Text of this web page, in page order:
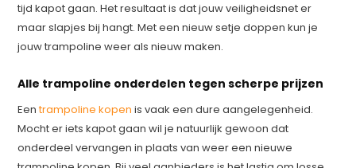
tijd kapot gaan. Het resultaat is dat jouw veiligheidsnet er
maar slapjes bij hangt. Met een nieuw setje doppen kun je
jouw trampoline weer als nieuw maken.
Alle trampoline onderdelen tegen scherpe prijzen
Eentrampoline kopen is vaak een dure aangelegenheid.
Mocht er iets kapot gaan wil je natuurlijk gewoon dat
onderdeel vervangen in plaats van weer een nieuwe